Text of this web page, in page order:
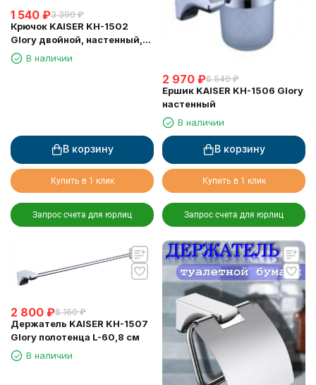
1 540 ₽3 390 ₽
Крючок KAISER KH-1502
Glory двойной, настенный,
хромВ наличии
В корзину
Купить в 1 клик
Запрос счета для юрлиц
2 970 ₽6 540 ₽
Ершик KAISER KH-1506 Glory
настенный
В наличии
В корзину
Купить в 1 клик
Запрос счета для юрлиц
2 800 ₽6 160 ₽
Держатель KAISER KH-1507
Glory полотенца L-60,8 см
В наличии